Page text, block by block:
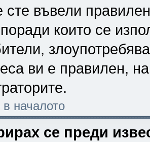
сте въвели
които се
ви е правилен,
началото
се преди